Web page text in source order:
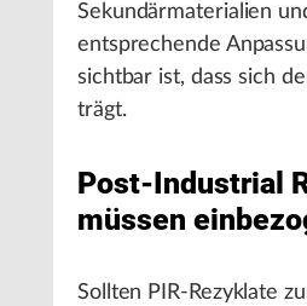
Sekundärmaterialien
entsprechende
sichtbar ist, dass sich
trägt.
Post-Industrial
müssen
Sollten PIR-Rezyklate